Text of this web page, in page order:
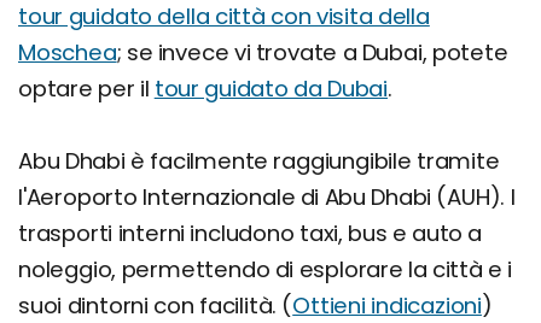
tour guidato della città con visita della
Moschea; se invece vi trovate a Dubai, potete
optare per il tour guidato da Dubai.
Abu Dhabi è facilmente raggiungibile tramite
l'Aeroporto Internazionale di Abu Dhabi (AUH). I
trasporti interni includono taxi, bus e auto a
noleggio, permettendo di esplorare la città e i
suoi dintorni con facilità. (Ottieni indicazioni)